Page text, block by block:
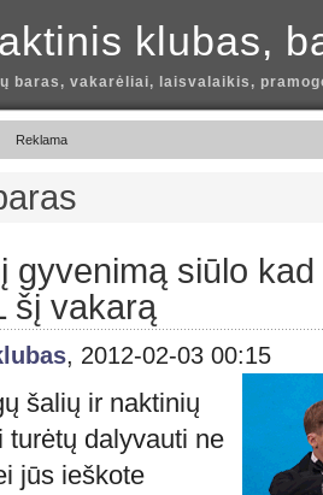
klubas,
baras, vakarėliai, laisvalaikis,
Reklama
gyvenimą siūlo
šį vakarą
, 2012-02-03 00:15
šalių ir naktinių
turėtų dalyvauti ne
jūs ieškote